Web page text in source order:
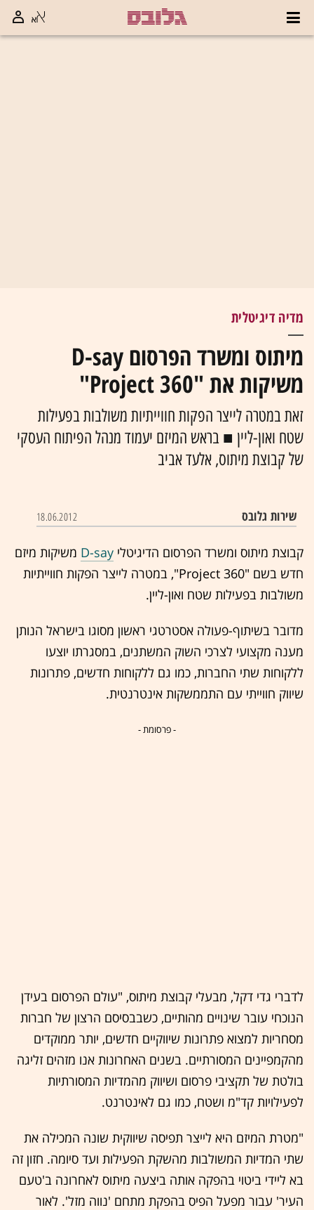
מדיה דיגיטלית
מיתוס ומשרד הפרסום D-say
משיקות את "360 Project"
זאת במטרה לייצר הפקות חווייתיות משולבות בפעילות
שטח ואון-ליין ■ בראש המיזם יעמוד מנהל הפיתוח העסקי
של קבוצת מיתוס, אלעד אביב
שירות גלובס 18.06.2012
קבוצת מיתוס ומשרד הפרסום הדיגיטלי D-say משיקות מיזם
חדש בשם "360 Project", במטרה לייצר הפקות חווייתיות
משולבות בפעילות שטח ואון-ליין.
מדובר בשיתוף-פעולה אסטרטגי ראשון מסוגו בישראל הנותן
מענה מקצועי לצרכי השוק המשתנים, במסגרתו יוצעו
ללקוחות שתי החברות, כמו גם ללקוחות חדשים, פתרונות
שיווק חווייתי עם התממשקות אינטרנטית.
- פרסומת -
לדברי גדי דקל, מבעלי קבוצת מיתוס, "עולם הפרסום בעידן
הנוכחי עובר שינויים מהותיים, כשבבסיסם הרצון של חברות
מסחריות למצוא פתרונות שיווקיים חדשים, יותר ממוקדים
מהקמפיינים המסורתיים. בשנים האחרונות אנו מזהים זליגה
בולטת של תקציבי פרסום ושיווק מהמדיות המסורתיות
לפעילויות קד"מ ושטח, כמו גם לאינטרנט.
"מטרת המיזם היא לייצר תפיסה שיווקית שונה המכילה את
שתי המדיות המשולבות מהשקת הפעילות ועד סיומה. חזון זה
בא ליידי ביטוי בהפקה אותה ביצעה מיתוס לאחרונה ב'טעם
העיר' עבור מפעל הפיס בהפקת מתחם 'נווה מזל'. לאור